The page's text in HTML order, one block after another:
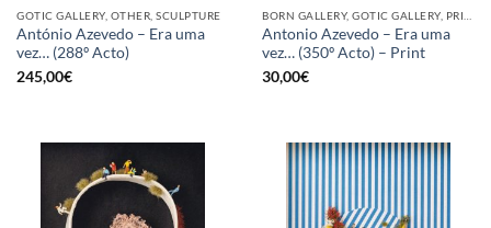
GOTIC GALLERY, OTHER, SCULPTURE
António Azevedo – Era uma
vez… (288º Acto)
245,00€
Antonio Azevedo – Era uma
vez… (350º Acto) – Print
30,00€